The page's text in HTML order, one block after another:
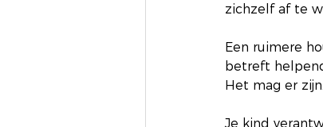
zichzelf af te
Een ruimere
betreft
Het mag er
Je kind